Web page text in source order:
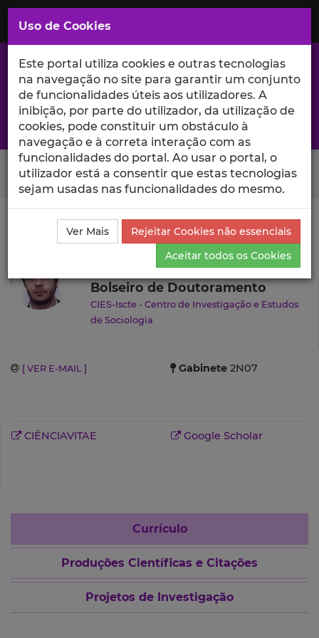
Saltar
para
Conteúdo
Principal
A excelência da investigação e ciência no Iscte
Search Button
Ciência_Iscte Autores Filipe Pacheco Currículo
Filipe Pacheco
Bolseiro de Doutoramento
CIES-Iscte - Centro de Investigação e Estudos
de Sociologia
[ VER E-MAIL ] Gabinete 2N07
CIÊNCIAVITAE Google Scholar
Currículo
Produções Científicas e Citações
Projetos de Investigação
Uso de Cookies
Este portal utiliza cookies e outras tecnologias
na navegação no site para garantir um conjunto
de funcionalidades úteis aos utilizadores. A
inibição, por parte do utilizador, da utilização de
cookies, pode constituir um obstáculo à
navegação e à correta interação com as
funcionalidades do portal. Ao usar o portal, o
utilizador está a consentir que estas tecnologias
sejam usadas nas funcionalidades do mesmo.
Ver Mais
Rejeitar Cookies não essenciais
Aceitar todos os Cookies